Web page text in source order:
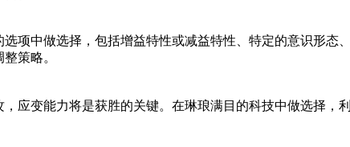
项中做选择，包括增益特性或减益特性、特定的意识形态
策略。
应变能力将是获胜的关键。在琳琅满目的科技中做选择，